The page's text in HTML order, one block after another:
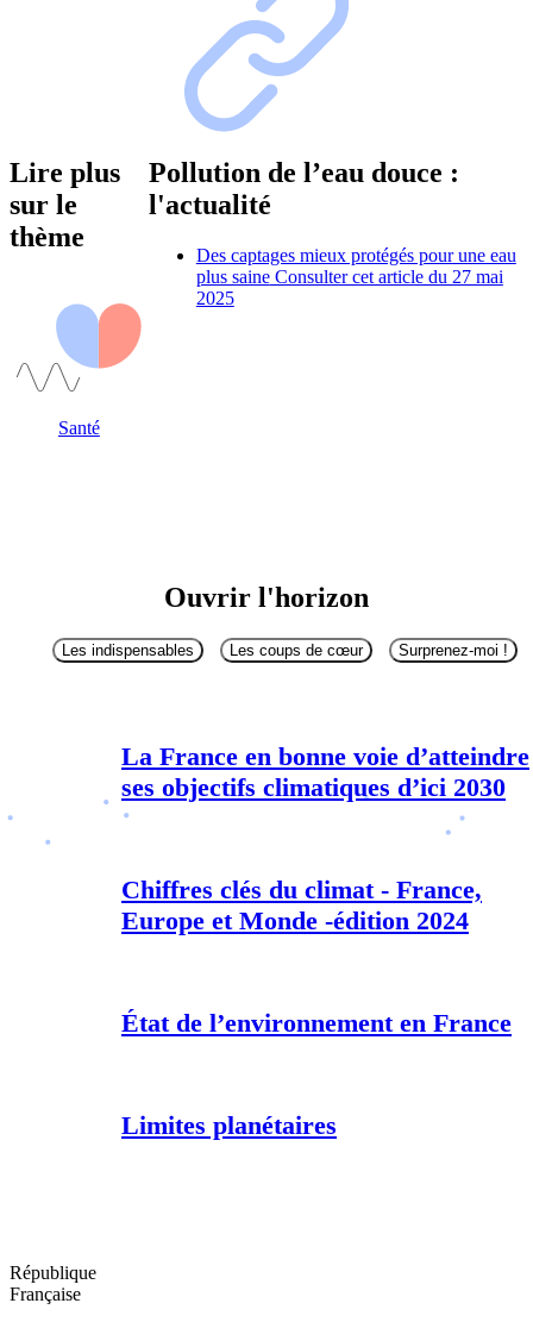
Lire plus
sur le
thème
Santé
Pollution de l’eau douce :
l'actualité
Des captages mieux protégés pour une eau
plus saineConsulter cet article du 27 mai
2025
Ouvrir l'horizon
Les indispensables Les coups de cœur Surprenez-moi !
La France en bonne voie d’atteindre
ses objectifs climatiques d’ici 2030
Chiffres clés du climat - France,
Europe et Monde -édition 2024
État de l’environnement en France
Limites planétaires
République
Française